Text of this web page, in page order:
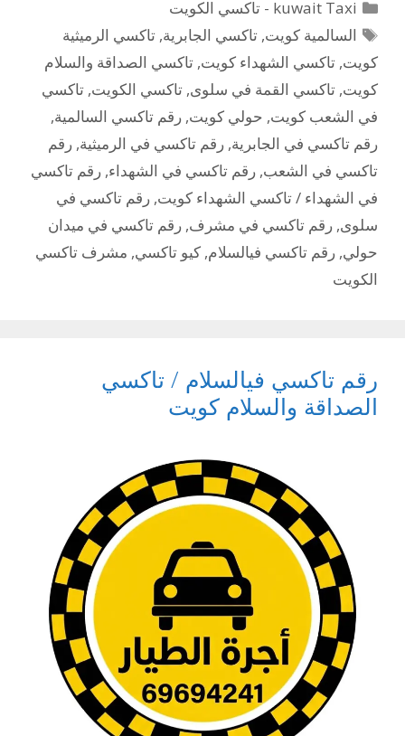
التصنيفات
kuwait Taxi - تاكسي الكويت
الوسوم
السالمية كويت,تاكسي الجابرية,تاكسي الرميثية
كويت, تاكسي الشهداء كويت, تاكسي الصداقة والسلام
كويت, تاكسي القمة في سلوى, تاكسي الكويت, تاكسي
في الشعب كويت, حولي كويت, رقم تاكسي السالمية,
رقم تاكسي في الجابرية, رقم تاكسي في الرميثية, رقم
تاكسي في الشعب, رقم تاكسي في الشهداء, رقم تاكسي
في الشهداء / تاكسي الشهداء كويت, رقم تاكسي في
سلوى, رقم تاكسي في مشرف, رقم تاكسي في ميدان
حولي, رقم تاكسي فيالسلام, كيو تاكسي, مشرف تاكسي
الكويت
رقم تاكسي فيالسلام / تاكسي
الصداقة والسلام كويت